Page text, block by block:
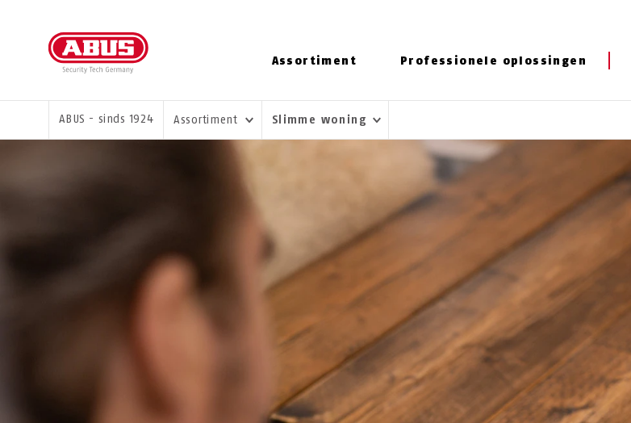
Assortiment Professionele oplossingen
U BENT HIER:
ABUS - sinds 1924 Assortiment Slimme woning